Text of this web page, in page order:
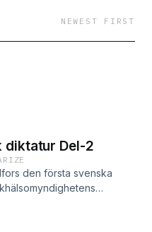
NEWEST FIRST
diktatur Del-2
den första svenska
för att de
att vara förödande för